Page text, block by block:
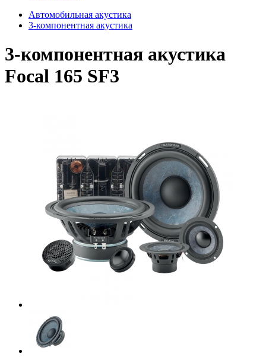
Автомобильная акустика
3-компонентная акустика
3-компонентная акустика
Focal 165 SF3